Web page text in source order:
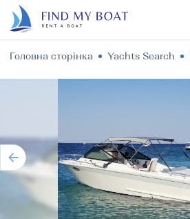
Головна сторінка Yachts Search